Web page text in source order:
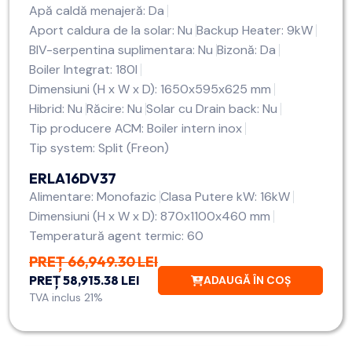
Apă caldă menajeră: Da
Aport caldura de la solar: Nu Backup Heater: 9kW
BIV-serpentina suplimentara: Nu Bizonă: Da
Boiler Integrat: 180l
Dimensiuni (H x W x D): 1650x595x625 mm
Hibrid: Nu Răcire: Nu Solar cu Drain back: Nu
Tip producere ACM: Boiler intern inox
Tip system: Split (Freon)
ERLA16DV37
Alimentare: Monofazic Clasa Putere kW: 16kW
Dimensiuni (H x W x D): 870x1100x460 mm
Temperatură agent termic: 60
PREȚ 66,949.30 LEI
PREȚ 58,915.38 LEI
TVA inclus 21%
ADAUGĂ ÎN COȘ